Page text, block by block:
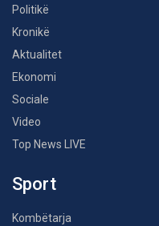
Politikë
Kronikë
Aktualitet
Ekonomi
Sociale
Video
Top News LIVE
Sport
Kombëtarja